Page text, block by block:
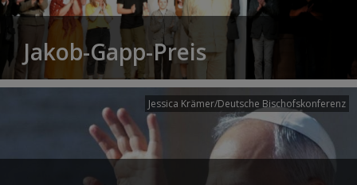
Jakob-Gapp-Preis
Jessica Krämer/Deutsche Bischofskonferenz